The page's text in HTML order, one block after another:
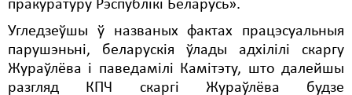
пракуратуру Рэспублікі Беларусь».
Угледзеўшы ў названых фактах працэсуальныя
парушэньні, беларускія ўлады адхілілі скаргу
Жураўлёва і паведамілі Камітэту, што далейшы
разгляд КПЧ скаргі Жураўлёва будзе